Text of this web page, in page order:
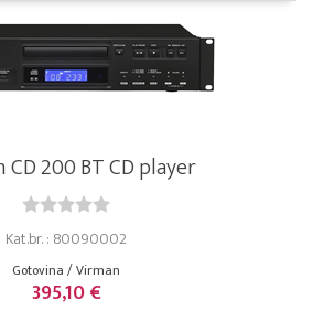
CD 200 BT CD player
Kat.br. : 80090002
Gotovina / Virman
395,10 €